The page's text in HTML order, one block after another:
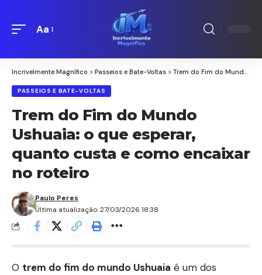
Redimensionamento
fontes
Aa
Incrivelmente Magnífico > Passeios e Bate-Voltas > Trem do Fim do Mundo Ushuaia: o que esperar, quanto custa e como encaixar no roteiro
PASSEIOS E BATE-VOLTAS
Trem do Fim do Mundo
Ushuaia: o que esperar,
quanto custa e como encaixar
no roteiro
Última atualização: 27/03/2026 18:38
Paulo Peres
O trem do fim do mundo Ushuaia é um dos